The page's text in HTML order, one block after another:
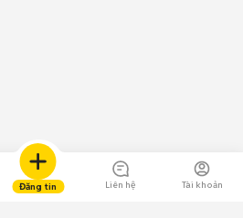
Đăng tin Liên hệ Tài khoản